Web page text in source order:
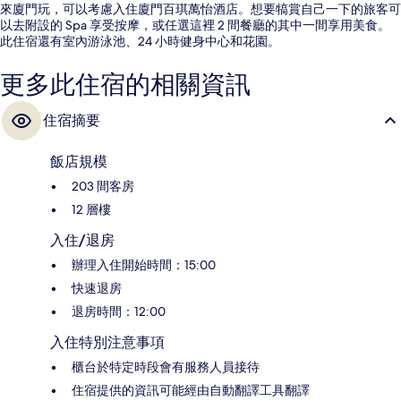
來廈門玩，可以考慮入住廈門百琪萬怡酒店。想要犒賞自己一下的旅客可
以去附設的 Spa 享受按摩，或任選這裡 2 間餐廳的其中一間享用美食。
此住宿還有室內游泳池、24 小時健身中心和花園。
更多此住宿的相關資訊
住宿摘要
飯店規模
203 間客房
12 層樓
入住/退房
辦理入住開始時間：15:00
快速退房
退房時間：12:00
入住特別注意事項
櫃台於特定時段會有服務人員接待
住宿提供的資訊可能經由自動翻譯工具翻譯